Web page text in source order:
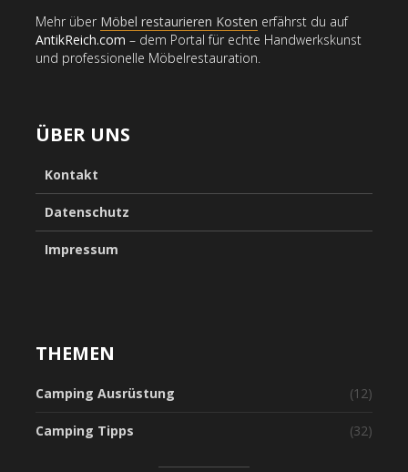
Mehr über Möbel restaurieren Kosten erfährst du auf
AntikReich.com – dem Portal für echte Handwerkskunst
und professionelle Möbelrestauration.
ÜBER UNS
Kontakt
Datenschutz
Impressum
THEMEN
Camping Ausrüstung (12)
Camping Tipps (32)